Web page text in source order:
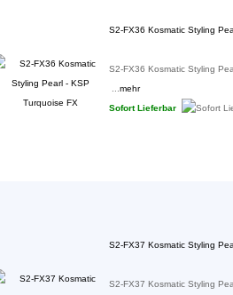
S2-FX36 Kosmatic Styling
S2-FX36 Kosmatic Styling
mehr
Sofort Lieferbar
S2-FX37 Kosmatic Styling
S2-FX37 Kosmatic Styling